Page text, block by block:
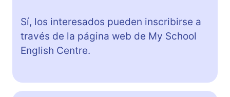
Sí, los interesados pueden inscribirse a
través de la página web de My School
English Centre.